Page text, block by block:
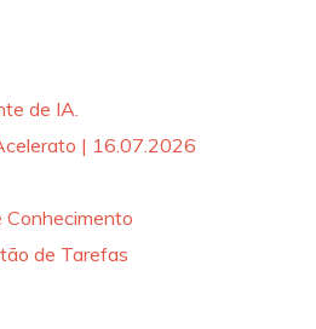
de IA.
| 16.07.2026
Conhecimento
de Tarefas